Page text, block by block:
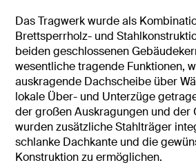
Das Tragwerk wurde als
Brettsperrholz- und
beiden geschlossenen
wesentliche tragende Funktionen,
auskragende Dachscheibe über
lokale Über- und Unterzüge
der großen Auskragungen und der
wurden zusätzliche Stahlträger
schlanke Dachkante und die
Konstruktion zu ermöglichen.